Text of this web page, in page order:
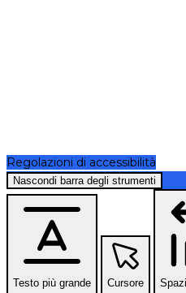
Regolazioni di accessibilità
Nascondi barra degli strumenti
Testo più grande Cursore